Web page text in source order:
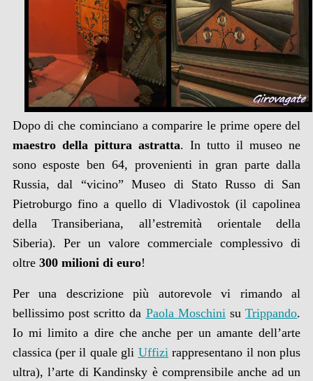
Dopo di che cominciano a comparire le prime opere del
maestro della pittura astratta. In tutto il museo ne
sono esposte ben 64, provenienti in gran parte dalla
Russia, dal “vicino” Museo di Stato Russo di San
Pietroburgo fino a quello di Vladivostok (il capolinea
della Transiberiana, all’estremità orientale della
Siberia). Per un valore commerciale complessivo di
oltre 300 milioni di euro!
Per una descrizione più autorevole vi rimando al
bellissimo post scritto da Paola Moschini suTrippando.
Io mi limito a dire che anche per un amante dell’arte
classica (per il quale gli Uffizi rappresentano il non plus
ultra), l’arte di Kandinsky è comprensibile anche ad un